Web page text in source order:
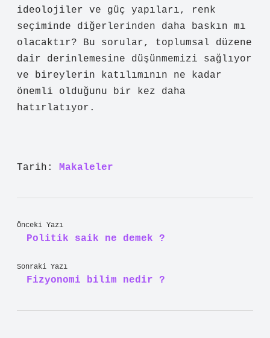
ideolojiler ve güç yapıları, renk
seçiminde diğerlerinden daha baskın mı
olacaktır? Bu sorular, toplumsal düzene
dair derinlemesine düşünmemizi sağlıyor
ve bireylerin katılımının ne kadar
önemli olduğunu bir kez daha
hatırlatıyor.
Tarih: Makaleler
Önceki Yazı
Politik saik ne demek ?
Sonraki Yazı
Fizyonomi bilim nedir ?